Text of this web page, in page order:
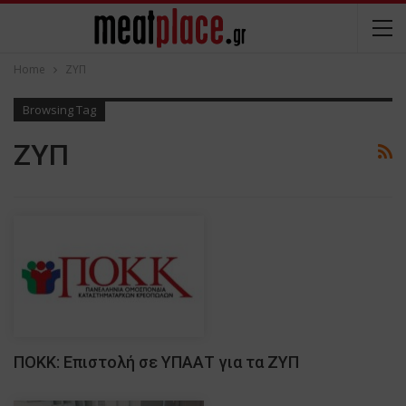
Home ΖΥΠ
Browsing Tag
ΖΥΠ
ΠΟΚΚ: Επιστολή σε ΥΠΑΑΤ για τα ΖΥΠ